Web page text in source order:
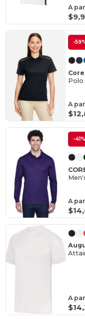
A
-
Polo
A
-41%
A
A